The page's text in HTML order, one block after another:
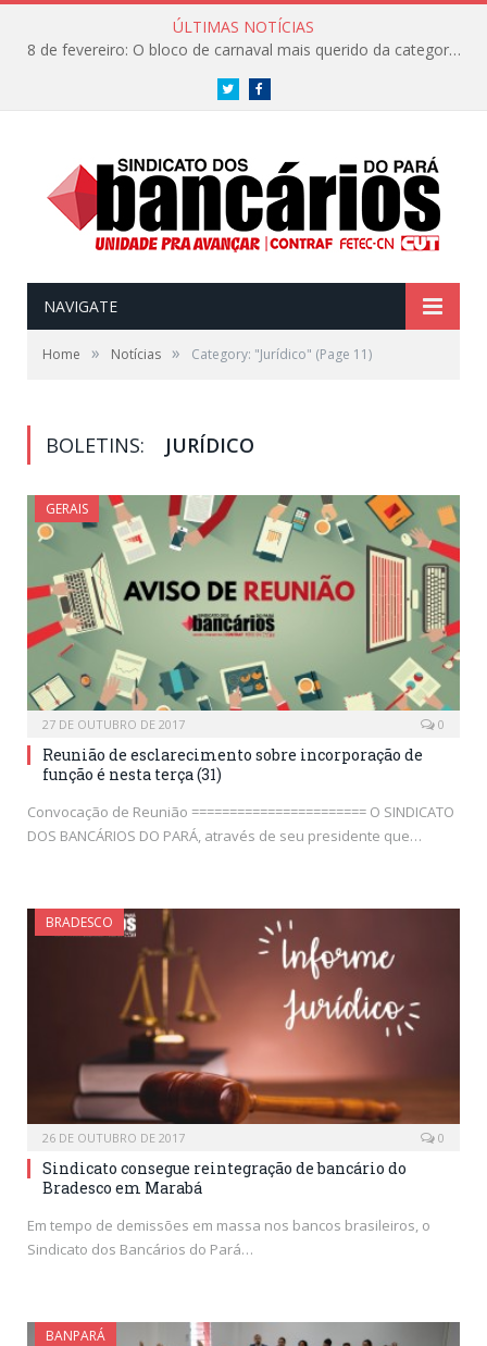
ÚLTIMAS NOTÍCIAS
8 de fevereiro: O bloco de carnaval mais querido da categoria já tem data. Vem pro CarnaBancários 2025!
Twitter
NAVIGATE
Home » Notícias » Category: "Jurídico" (Page 11)
BOLETINS: JURÍDICO
GERAIS
27 DE OUTUBRO DE 2017 0
Reunião de esclarecimento sobre incorporação de
função é nesta terça (31)
Convocação de Reunião ======================= O SINDICATO
DOS BANCÁRIOS DO PARÁ, através de seu presidente que…
BRADESCO
26 DE OUTUBRO DE 2017 0
Sindicato consegue reintegração de bancário do
Bradesco em Marabá
Em tempo de demissões em massa nos bancos brasileiros, o
Sindicato dos Bancários do Pará…
BANPARÁ